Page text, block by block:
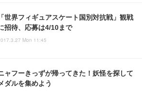
「世界フィギュアスケート国別対抗戦」観戦
招待、応募は4/10まで
Mon 11:45
ャフーきっずが帰ってきた！妖怪を探して
メダルを集めよう